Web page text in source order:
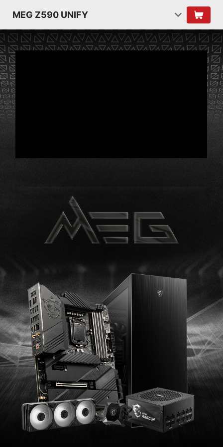
MEG Z590 UNIFY